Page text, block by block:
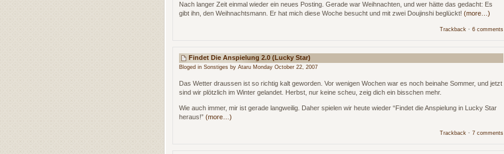
Nach langer Zeit einmal wieder ein neues Posting. Gerade war Weihnachten, und wer hätte das gedacht: Es
gibt ihn, den Weihnachtsmann. Er hat mich diese Woche besucht und mit zwei Doujinshi beglückt! (more…)
Trackback · 6 comments
Findet Die Anspielung 2.0 (Lucky Star)
Bloged in Sonstiges by Ataru Monday October 22, 2007
Das Wetter draussen ist so richtig kalt geworden. Vor wenigen Wochen war es noch beinahe Sommer, und jetzt
sind wir plötzlich im Winter gelandet. Herbst, nur keine scheu, zeig dich ein bisschen mehr.
Wie auch immer, mir ist gerade langweilig. Daher spielen wir heute wieder “Findet die Anspielung in Lucky Star
heraus!” (more…)
Trackback · 7 comments